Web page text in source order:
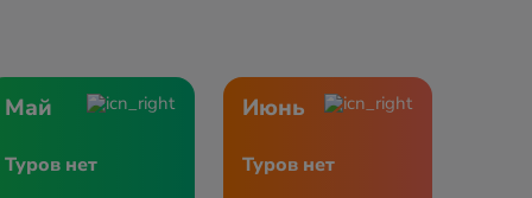
Май
Туров нет
Июнь
Туров нет